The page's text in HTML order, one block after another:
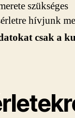
szükséges
hívjunk
csak a